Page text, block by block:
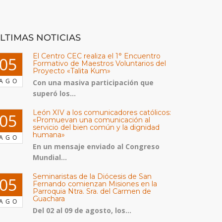
NOTICIAS
El Centro CEC realiza el 1° Encuentro
Formativo de Maestros Voluntarios del
Proyecto «Talita Kum»
Con una masiva participación que
superó los...
León XIV a los comunicadores católicos:
«Promuevan una comunicación al
servicio del bien común y la dignidad
humana»
En un mensaje enviado al Congreso
Mundial...
Seminaristas de la Diócesis de San
Fernando comienzan Misiones en la
Parroquia Ntra. Sra. del Carmen de
Guachara
Del 02 al 09 de agosto, los...